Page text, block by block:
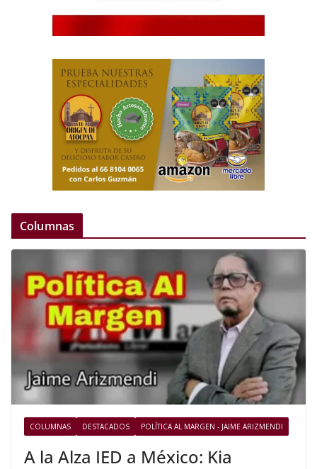
Columnas
COLUMNAS DESTACADOS POLÍTICA AL MARGEN - JAIME ARIZMENDI
A la Alza IED a México: Kia